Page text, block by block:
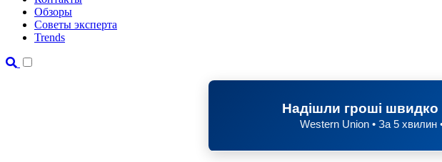
Обзоры
Советы эксперта
Trends
Надішли гроші швидко
Western Union • За 5 хвилин